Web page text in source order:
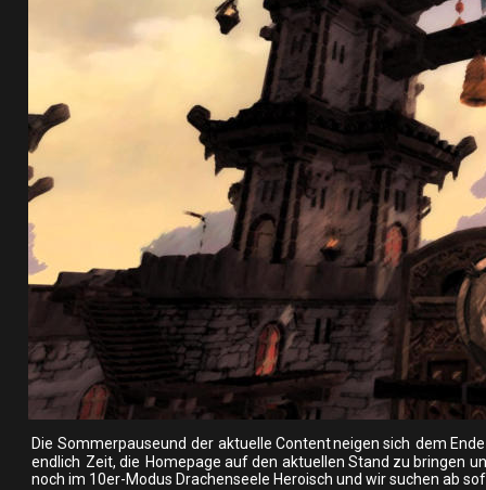
Die Sommerpause und der aktuelle Content neigen sich dem
endlich Zeit, die Homepage auf den aktuellen Stand zu bringen
noch im 10er-Modus Drachenseele Heroisch und wir suchen ab